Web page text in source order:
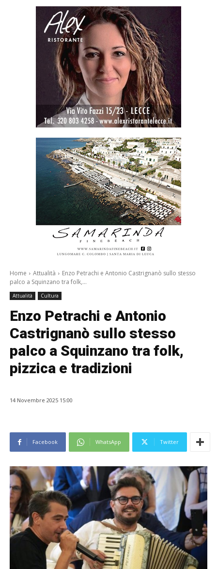
Home Attualità
Enzo Petrachi e Antonio Castrignanò sullo stesso
palco a Squinzano tra folk,...
Attualità Cultura
Enzo Petrachi e Antonio
Castrignanò sullo stesso
palco a Squinzano tra folk,
pizzica e tradizioni
14 Novembre 2025 15:00
Facebook WhatsApp Twitter